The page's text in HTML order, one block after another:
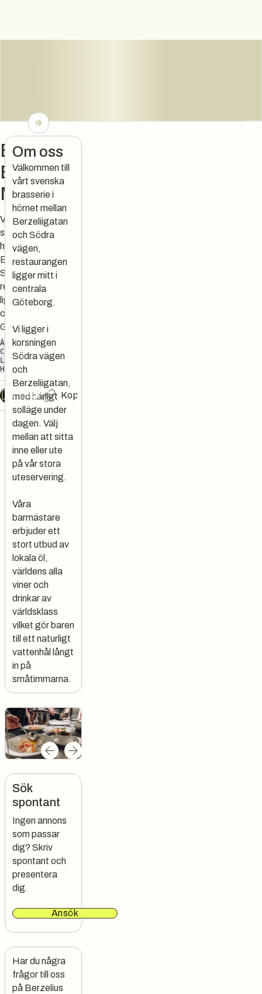
Berzelius
Bar &
Matsal
Välkommen till vårt
svenska brasserie i
hörnet mellan
Berzeliigatan och
Södra vägen,
restaurangen
ligger mitt i
centrala
Göteborg.
À LA CARTEBAR
COCKTAILBAR
LUNCH
HUSMANSKOST
Chat Kopiera länk
Om oss
Välkommen till
vårt svenska
brasserie i
hörnet mellan
Berzeliigatan
och Södra
vägen,
restaurangen
ligger mitt i
centrala
Göteborg.
Vi ligger i
korsningen
Södra vägen
och
Berzeliigatan,
med härligt
solläge under
dagen. Välj
mellan att sitta
inne eller ute
på vår stora
uteservering.
Våra
barmästare
erbjuder ett
stort utbud av
lokala öl,
världens alla
viner och
drinkar av
världsklass
vilket gör baren
till ett naturligt
vattenhål långt
in på
småtimmarna.
Sök
spontant
Ingen annons
som passar
dig? Skriv
spontant och
presentera
dig.
Ansök
Har du några
frågor till oss
på Berzelius